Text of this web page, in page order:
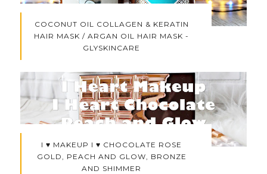
COCONUT OIL COLLAGEN & KERATIN
HAIR MASK / ARGAN OIL HAIR MASK -
GLYSKINCARE
I ♥ MAKEUP I ♥ CHOCOLATE ROSE
GOLD, PEACH AND GLOW, BRONZE
AND SHIMMER